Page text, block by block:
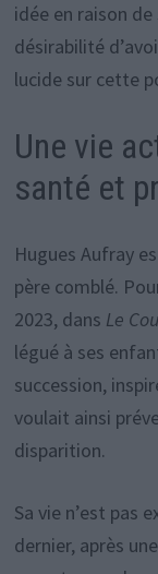
idée en raison
désirabilité
lucide sur cette
Une vie
santé et
Hugues Aufray
père comblé.
2023, dans Le
légué à ses
succession,
voulait ainsi
disparition.
Sa vie n’est pas
dernier, après